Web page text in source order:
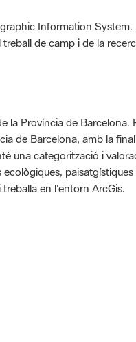
Information System.
de camp i de la
la Província de Barcelona.
de Barcelona, amb la
una categorització i
en l'entorn ArcGis.
de 5.